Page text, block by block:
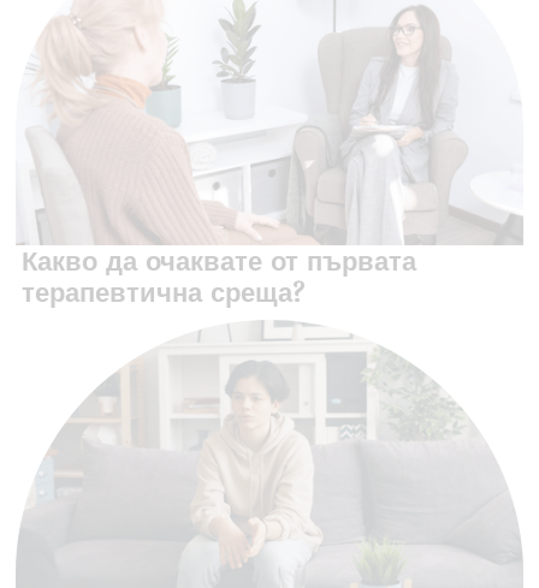
‍Какво да очаквате от първата
терапевтична среща?